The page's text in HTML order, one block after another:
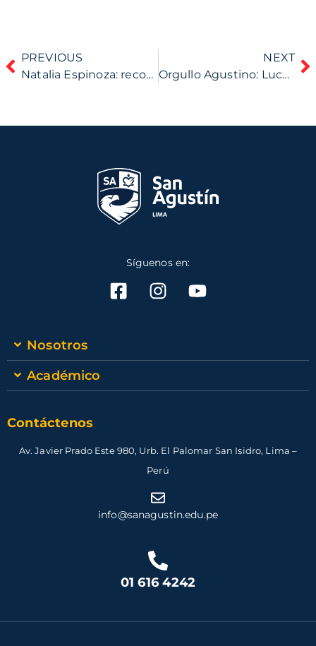
PREVIOUS
Natalia Espinoza: reconocida por la Universidad de Delaware (USA) por su liderazgo e innovación juvenil, visión social y compromiso comunitario
NEXT
Orgullo Agustino: Lucas Torres es seleccionado Nacional en Aguas Abiertas
Síguenos en:
Contáctenos
Av. Javier Prado Este 980, Urb. El Palomar San Isidro, Lima –
Perú
info@sanagustin.edu.pe
01 616 4242
Nosotros
Académico